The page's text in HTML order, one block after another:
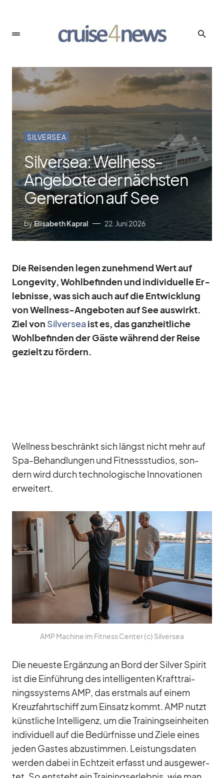
SILVERSEA
Silversea: Wellness-
Angebote der nächsten
Generation auf See
byElisabeth Kapral 22. Juni 2026
Die Rei­sen­den le­gen zu­neh­mend Wert auf
Lon­ge­vity, Wohl­be­fin­den und in­di­vi­du­elle Er­
leb­nisse, was sich auch auf die Ent­wick­lung
von Well­ness-An­ge­bo­ten auf See aus­wirkt.
Ziel von Sil­ver­seaist es, das ganz­heit­li­che
Wohl­be­fin­den der Gäste wäh­rend der Reise
ge­zielt zu för­dern.
Well­ness be­schränkt sich längst nicht mehr auf
Spa-Be­hand­lun­gen und Fit­ness­stu­dios, son­
dern wird durch tech­no­lo­gi­sche In­no­va­tio­nen
er­wei­tert.
AMP Ma­chine im Fit­ness Cen­ter (c) Sil­ver­sea
Die neu­este Er­gän­zung an Bord der Sil­ver Spi­rit
ist die Ein­füh­rung des in­tel­li­gen­ten Kraft­trai­
nings­sys­tems AMP, das erst­mals auf ei­nem
Kreuz­fahrt­schiff zum Ein­satz kommt. AMP nutzt
künst­li­che In­tel­li­genz, um die Trai­nings­ein­hei­ten
in­di­vi­du­ell auf die Be­dürf­nisse und Ziele ei­nes
je­den Gas­tes ab­zu­stim­men. Leis­tungs­da­ten
wer­den da­bei in Echt­zeit er­fasst und aus­ge­wer­